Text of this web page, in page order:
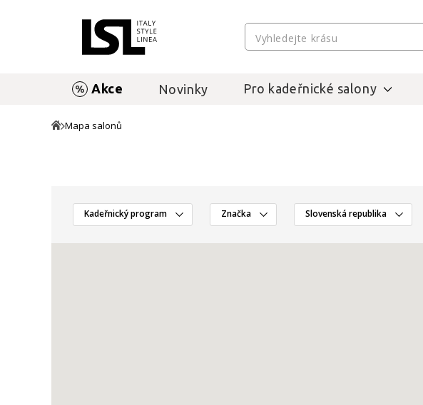
Akce Novinky Pro kadeřnické salony
Mapa salonů
Kadeřnický program Značka Slovenská republika